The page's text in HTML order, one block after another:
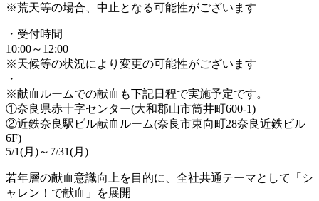
※荒天等の場合、中止となる可能性がございます
・受付時間
10:00～12:00
※天候等の状況により変更の可能性がございます
・
※献血ルームでの献血も下記日程で実施予定です。
①奈良県赤十字センター(大和郡山市筒井町600-1)
②近鉄奈良駅ビル献血ルーム(奈良市東向町28奈良近鉄ビル
6F)
5/1(月)～7/31(月)
若年層の献血意識向上を目的に、全社共通テーマとして「シ
ャレン！で献血」を展開